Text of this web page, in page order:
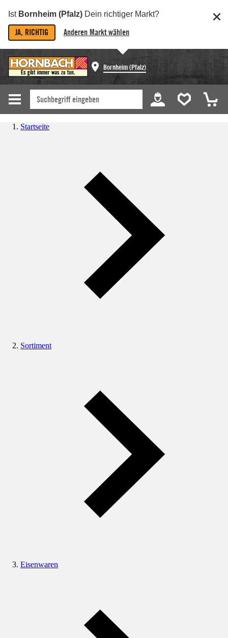
Ist Bornheim (Pfalz) Dein richtiger Markt?
JA, RICHTIG Anderen Markt wählen
Bornheim (Pfalz)
Startseite
Sortiment
Eisenwaren